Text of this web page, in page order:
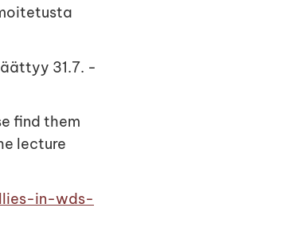
31.7. -
find them
lecture
in-wds-